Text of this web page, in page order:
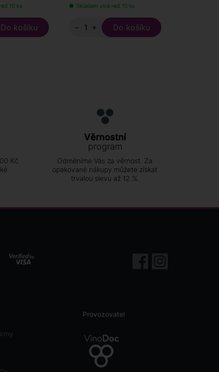
10 ks Skladem více než 10 ks
− +
Kč
Věrnostní
program
Odměníme Vás za věrnost. Za
opakované nákupy můžete získat
trvalou slevu až 12 %.
Provozovatel